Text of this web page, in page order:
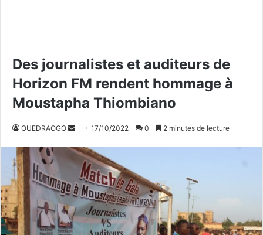
Des journalistes et auditeurs de
Horizon FM rendent hommage à
Moustapha Thiombiano
OUEDRAOGO
v
y
e
r
17/10/2022 0 2 minutes de lecture